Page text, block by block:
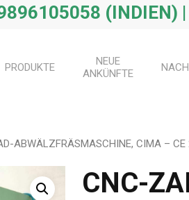
(INDIEN)
PRODUKTE
NEUE
ANKÜNFTE
ABWÄLZFRÄSMASCHINE, CIMA – CE
CNC-